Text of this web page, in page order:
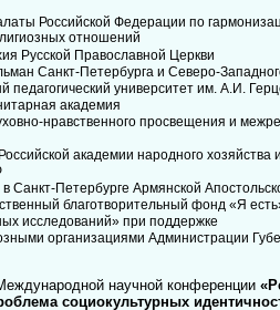
Российской Федерации по
отношений
Русской Православной Церкви
Санкт-Петербурга и Северо-
педагогический университет им. А.И.
академия
нравственного просвещения и
академии народного хозяйства
Санкт-Петербурге Армянской
благотворительный фонд «Я
исследований» при поддержке
организациями Администрации
научной конференции
социокультурных